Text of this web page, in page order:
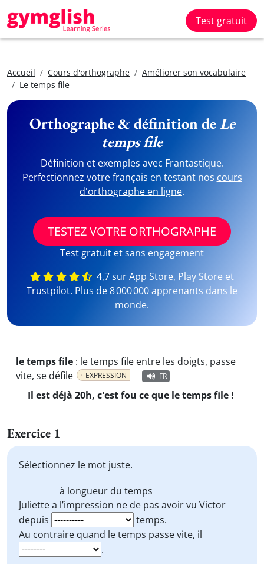
Test gratuit
Accueil Cours d'orthographe
Améliorer son vocabulaire
Le temps file
Orthographe & définition deLe
temps file
Définition et exemples avec Frantastique.
Perfectionnez votre français en testant nos cours
d'orthographe en ligne.
TESTEZ VOTRE ORTHOGRAPHE
Test gratuit et sans engagement
4,7 sur App Store, Play Store et
Trustpilot. Plus de 8 000 000 apprenants dans le
monde.
le temps file : le temps file entre les doigts, passe
vite, se défile
EXPRESSION FR
Il est déjà 20h, c'est fou ce que le temps file !
Exercice 1
Sélectionnez le mot juste.
à longueur du temps
Juliette a l’impression ne de pas avoir vu Victor
depuis
temps.
Au contraire quand le temps passe vite, il
.